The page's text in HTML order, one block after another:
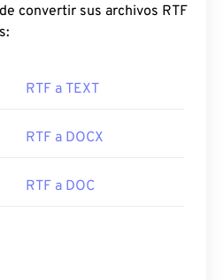
sus archivos RTF
RTF a TEXT
RTF a DOCX
RTF a DOC